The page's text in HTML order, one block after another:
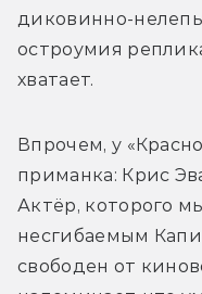
диковинно-
остроумия
хватает.
Впрочем, у
приманка: Крис
Актёр, которого
несгибаемым
свободен от